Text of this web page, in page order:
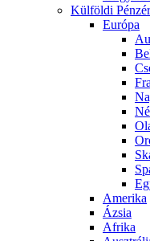
Külföldi
Európa
Amerika
Ázsia
Afrika